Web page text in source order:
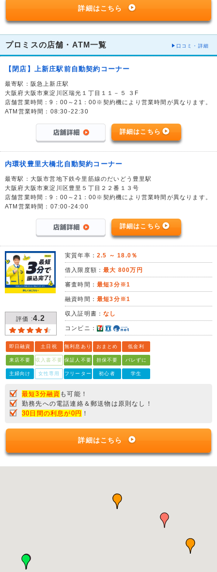
詳細はこちら
プロミスの店舗・ATM一覧 口コミ・詳細
【閉店】上新庄駅前自動契約コーナー
最寄駅：阪急上新庄駅
大阪府大阪市東淀川区瑞光１丁目１１－５ ３F
店舗営業時間：9：00～21：00※契約機により営業時間が異なります。
ATM営業時間：08:30-22:30
詳細はこちら
内環状豊里大橋北自動契約コーナー
最寄駅：大阪市営地下鉄今里筋線のだいどう豊里駅
大阪府大阪市東淀川区豊里５丁目２２番１３号
店舗営業時間：9：00～21：00※契約機により営業時間が異なります。
ATM営業時間：07:00-24:00
詳細はこちら
評価 :4.2
実質年率： 2.5 ～ 18.0％
借入限度額：最大 800万円
審査時間： 最短3分※1
融資時間： 最短3分※1
収入証明書：なし
コンビニ：
即日融資 土日祝 無利息あり おまとめ 低金利
来店不要 収入書不要 保証人不要 担保不要 バレずに
主婦向け 女性専用 フリーター 初心者 学生
最短3分融資 も可能！
勤務先への電話連絡＆郵送物は原則なし！
30日間の利息が0円 ！
詳細はこちら